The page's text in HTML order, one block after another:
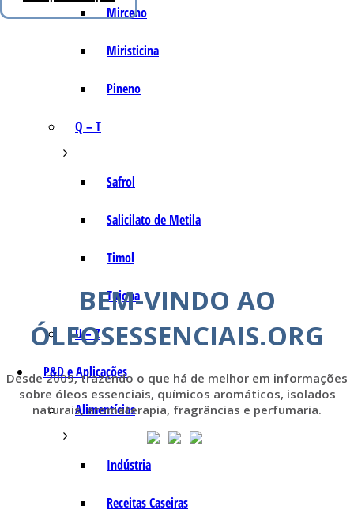
Mirceno
Miristicina
Pineno
Q – T
Safrol
Salicilato de Metila
Timol
Tujona
U – Z
P&D e Aplicações
Alimentícias
Indústria
Receitas Caseiras
BEM-VINDO AO
ÓLEOSESSENCIAIS.ORG
Desde 2009, trazendo o que há de melhor em informações
sobre óleos essenciais, químicos aromáticos, isolados
naturais, aromaterapia, fragrâncias e perfumaria.